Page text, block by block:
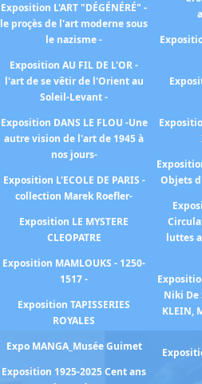
Exposition L'ART "DÉGÉNÉRÉ" -
le proçès de l'art moderne sous
le nazisme -
Exposition AU FIL DE L'OR -
l'art de se vêtir de l'Orient au
Soleil-Levant -
Exposition DANS LE FLOU -Une
autre vision de l'art de 1945 à
nos jours-
Exposition L'ECOLE DE PARIS -
collection Marek Roefler-
Exposition LE MYSTERE
CLEOPATRE
Exposition MAMLOUKS - 1250-
1517 -
Exposition TAPISSERIES
ROYALES
Expo MANGA_Musée Guimet
Exposition 1925-2025 Cent ans
Objets
luttes
Niki De
KLEIN,